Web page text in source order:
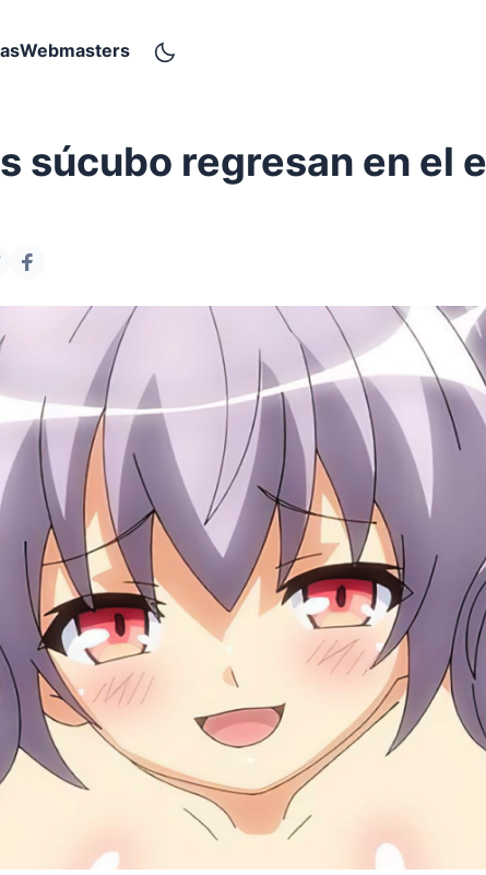
Webmasters
modo oscuro
súcubo regresan en el
en twitter
compartir en facebook